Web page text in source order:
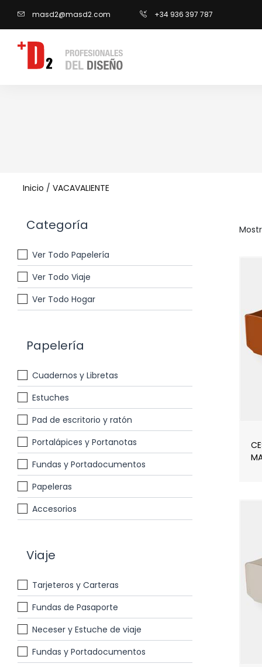
masd2@masd2.com +34 936 397 787
Inicio / VACAVALIENTE
Categoría
Ver Todo Papelería
Ver Todo Viaje
Ver Todo Hogar
Papelería
Cuadernos y Libretas
Estuches
Pad de escritorio y ratón
Portalápices y Portanotas
Fundas y Portadocumentos
Papeleras
Accesorios
Viaje
Tarjeteros y Carteras
Fundas de Pasaporte
Neceser y Estuche de viaje
Fundas y Portadocumentos